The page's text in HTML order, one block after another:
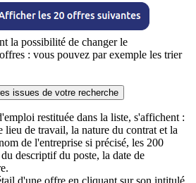
la possibilité de changer le
: vous pouvez par exemple les trier
issues de votre recherche
restituée dans la liste, s'affichent :
lieu de travail, la nature du contrat et la
de l'entreprise si précisé, les 200
descriptif du poste, la date de